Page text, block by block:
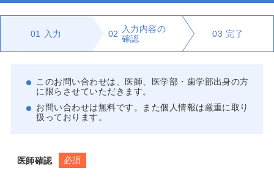
01 入力 02
入力内容の
確認
03 完了
このお問い合わせは、医師、医学部・歯学部出身の方
に限らさせていただきます。
お問い合わせは無料です。また個人情報は厳重に取り
扱っております。
医師確認 必須